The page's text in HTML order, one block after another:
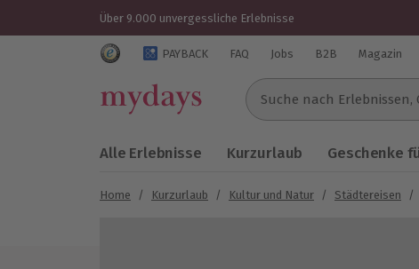
Über 9.000 unvergessliche Erlebnisse
Trustedshops Bewertungen für mydays.de
PAYBACK FAQ Jobs B2B Magazin
Suche nach Erlebnissen...
Alle Erlebnisse Kurzurlaub Geschenke
Home / Kurzurlaub / Kultur und Natur / Städtereisen /